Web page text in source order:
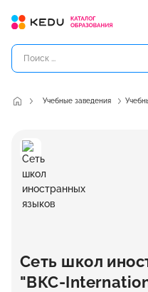
Учебные заведения
Сеть школ
"ВКС-